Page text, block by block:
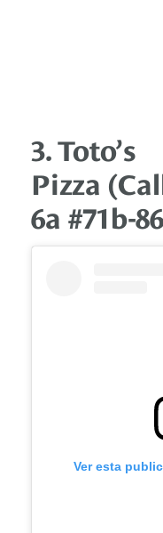
3. Toto’s
Pizza
6a #71b-
Ver esta